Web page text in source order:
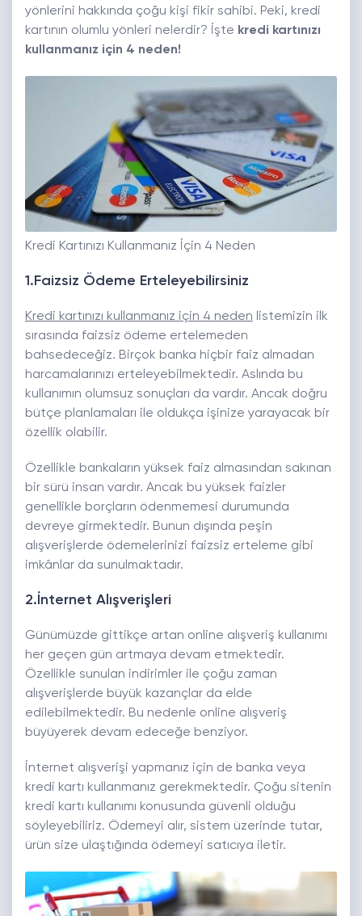
yönlerini hakkında çoğu kişi fikir sahibi. Peki, kredi
kartının olumlu yönleri nelerdir? İşte kredi kartınızı
kullanmanız için 4 neden!
Kredi Kartınızı Kullanmanız İçin 4 Neden
1.Faizsiz Ödeme Erteleyebilirsiniz
Kredi kartınızı kullanmanız için 4 neden listemizin ilk
sırasında faizsiz ödeme ertelemeden
bahsedeceğiz. Birçok banka hiçbir faiz almadan
harcamalarınızı erteleyebilmektedir. Aslında bu
kullanımın olumsuz sonuçları da vardır. Ancak doğru
bütçe planlamaları ile oldukça işinize yarayacak bir
özellik olabilir.
Özellikle bankaların yüksek faiz almasından sakınan
bir sürü insan vardır. Ancak bu yüksek faizler
genellikle borçların ödenmemesi durumunda
devreye girmektedir. Bunun dışında peşin
alışverişlerde ödemelerinizi faizsiz erteleme gibi
imkânlar da sunulmaktadır.
2.İnternet Alışverişleri
Günümüzde gittikçe artan online alışveriş kullanımı
her geçen gün artmaya devam etmektedir.
Özellikle sunulan indirimler ile çoğu zaman
alışverişlerde büyük kazançlar da elde
edilebilmektedir. Bu nedenle online alışveriş
büyüyerek devam edeceğe benziyor.
İnternet alışverişi yapmanız için de banka veya
kredi kartı kullanmanız gerekmektedir. Çoğu sitenin
kredi kartı kullanımı konusunda güvenli olduğu
söyleyebiliriz. Ödemeyi alır, sistem üzerinde tutar,
ürün size ulaştığında ödemeyi satıcıya iletir.